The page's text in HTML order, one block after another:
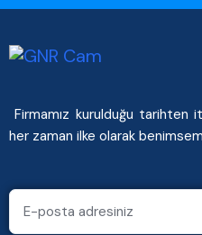
Firmamız kurulduğu tarihten
her zaman ilke olarak